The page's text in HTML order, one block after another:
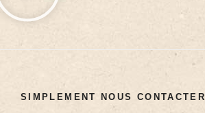
SIMPLEMENT NOUS CONTACTER